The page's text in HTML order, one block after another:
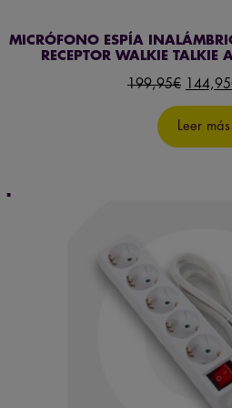
MICRÓFONO ESPÍA
RECEPTOR WALKIE
precio
original
era: